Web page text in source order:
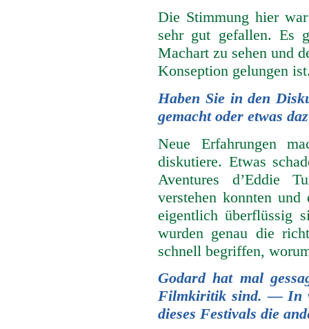
Die Stimmung hier
sehr gut gefallen. Es
Machart zu sehen und
Konseption gelungen
Haben Sie in den
gemacht oder etwas
Neue Erfahrungen
diskutiere. Etwas
Aventures d’Eddie
verstehen konnten
eigentlich überflüssig
wurden genau die
schnell begriffen,
Godard hat mal
Filmkiritik sind. — In
dieses Festivals die